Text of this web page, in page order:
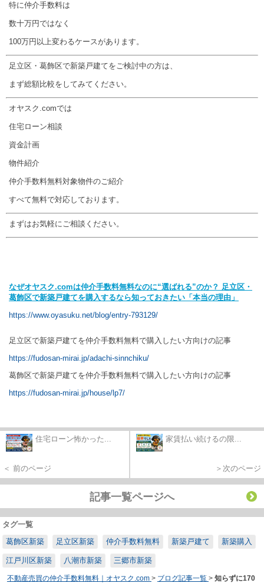
特に仲介手数料は
数十万円ではなく
100万円以上変わるケースがあります。
足立区・葛飾区で新築戸建てをご検討中の方は、
まず総額比較をしてみてください。
オヤスク.comでは
住宅ローン相談
資金計画
物件紹介
仲介手数料無料対象物件のご紹介
すべて無料で対応しております。
まずはお気軽にご相談ください。
なぜオヤスク.comは仲介手数料無料なのに“選ばれる”のか？ 足立区・
葛飾区で新築戸建てを購入するなら知っておきたい「本当の理由」
https://www.oyasuku.net/blog/entry-793129/
足立区で新築戸建てを仲介手数料無料で購入したい方向けの記事
https://fudosan-mirai.jp/adachi-sinnchiku/
葛飾区で新築戸建てを仲介手数料無料で購入したい方向けの記事
https://fudosan-mirai.jp/house/lp7/
住宅ローン怖かった...
＜ 前のページ
家賃払い続けるの限...
＞次のページ
記事一覧ページへ
タグ一覧
葛飾区新築
足立区新築 仲介手数料無料 新築戸建て 新築購入
江戸川区新築 八潮市新築 三郷市新築
不動産売買の仲介手数料無料｜オヤスク.com > ブログ記事一覧 > 知らずに170